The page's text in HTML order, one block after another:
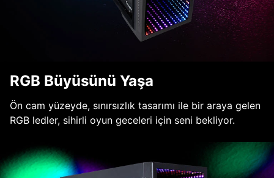
RGB Büyüsünü Yaşa
Ön cam yüzeyde, sınırsızlık tasarımı ile bir araya gelen
RGB ledler, sihirli oyun geceleri için seni bekliyor.